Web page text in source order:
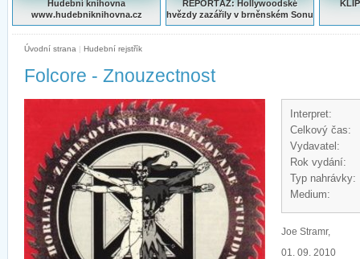
Hudební knihovna
www.hudebniknihovna.cz
REPORTÁŽ: Hollywoodské
hvězdy zazářily v brněnském Sonu
Úvodní strana | Hudební rejstřík
Folcore - Znouzectnost
Interpret:
Celkový čas:
Vydavatel:
Rok vydání:
Typ nahrávky:
Medium:
Joe Stramr,
01. 09. 2010